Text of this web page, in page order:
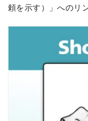
頼を示す）」へのリ